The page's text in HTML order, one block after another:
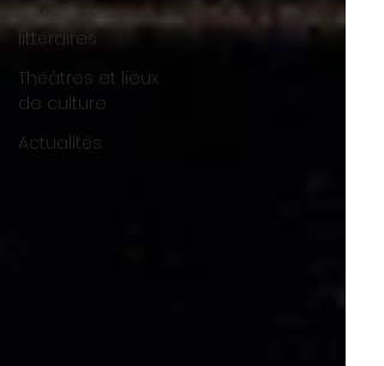
Chroniques
littéraires
Théâtres et lieux
de culture
Actualités